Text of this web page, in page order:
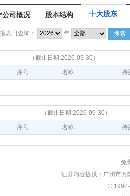
*公司概况 股本结构 十大股东
报表日查询： 年 搜索
（截止日期:2026-09-30）
序号 名称 持
（截止日期:2026-09-30）
序号 名称 持
免
证券内容提供：广州市
©